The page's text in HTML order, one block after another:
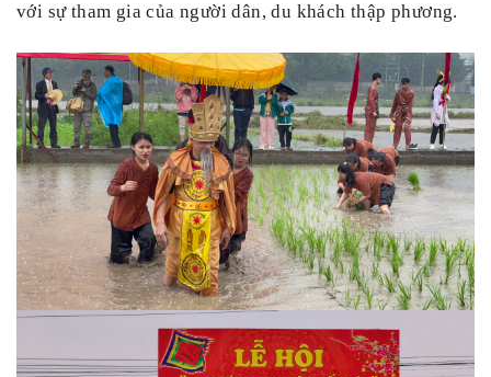
với sự tham gia của người dân, du khách thập phương.